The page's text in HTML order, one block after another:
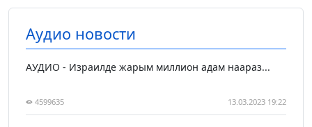
Аудио новости
АУДИО - Израилде жарым миллион адам наараз...
4599635 13.03.2023 19:22